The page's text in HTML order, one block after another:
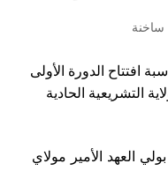
ساخنة
العهد الأمير مولاي